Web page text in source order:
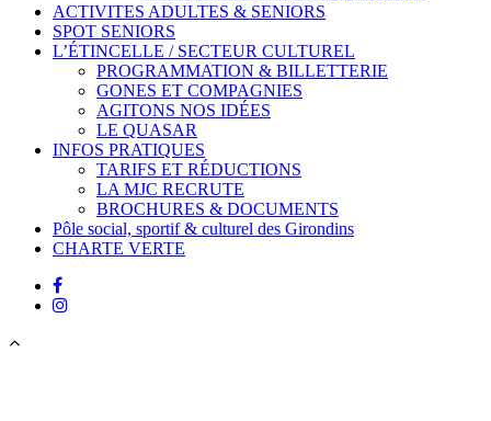
ACTIVITES ADULTES & SENIORS
SPOT SENIORS
L’ÉTINCELLE / SECTEUR CULTUREL
PROGRAMMATION & BILLETTERIE
GONES ET COMPAGNIES
AGITONS NOS IDÉES
LE QUASAR
INFOS PRATIQUES
TARIFS ET RÉDUCTIONS
LA MJC RECRUTE
BROCHURES & DOCUMENTS
Pôle social, sportif & culturel des Girondins
CHARTE VERTE
facebook
instagram